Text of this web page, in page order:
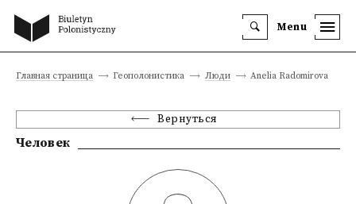
Menu
Главная страница Геополонистика Люди Anelia Radomirova
Вернуться
Человек